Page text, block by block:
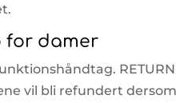
for damer
vil bli refundert